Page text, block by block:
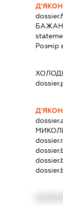
Розмір